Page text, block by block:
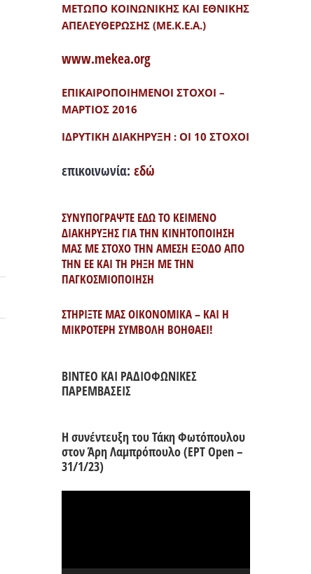
ΜΕΤΩΠΟ ΚΟΙΝΩΝΙΚΗΣ ΚΑΙ ΕΘΝΙΚΗΣ
ΑΠΕΛΕΥΘΕΡΩΣΗΣ (ΜΕ.Κ.Ε.Α.)
www.mekea.org
ΕΠΙΚΑΙΡΟΠΟΙΗΜΕΝΟΙ ΣΤΟΧΟΙ –
ΜΑΡΤΙΟΣ 2016
ΙΔΡΥΤΙΚΗ ΔΙΑΚΗΡΥΞΗ : ΟΙ 10 ΣΤΟΧΟΙ
επικοινωνία: εδώ
ΣΥΝΥΠΟΓΡΑΨΤΕ ΕΔΩ ΤΟ ΚΕΙΜΕΝΟ
ΔΙΑΚΗΡΥΞΗΣ ΓΙΑ ΤΗΝ ΚΙΝΗΤΟΠΟΙΗΣΗ
ΜΑΣ ΜΕ ΣΤΟΧΟ ΤΗΝ ΑΜΕΣΗ ΕΞΟΔΟ ΑΠΟ
ΤΗΝ ΕΕ ΚΑΙ ΤΗ ΡΗΞΗ ΜΕ ΤΗΝ
ΠΑΓΚΟΣΜΙΟΠΟΙΗΣΗ
ΣΤΗΡΙΞΤΕ ΜΑΣ ΟΙΚΟΝΟΜΙΚΑ – ΚΑΙ Η
ΜΙΚΡΟΤΕΡΗ ΣΥΜΒΟΛΗ ΒΟΗΘΑΕΙ!
ΒΙΝΤΕΟ ΚΑΙ ΡΑΔΙΟΦΩΝΙΚΕΣ
ΠΑΡΕΜΒΑΣΕΙΣ
Η συνέντευξη του Τάκη Φωτόπουλου
στον Άρη Λαμπρόπουλο (ΕΡΤ Open –
31/1/23)